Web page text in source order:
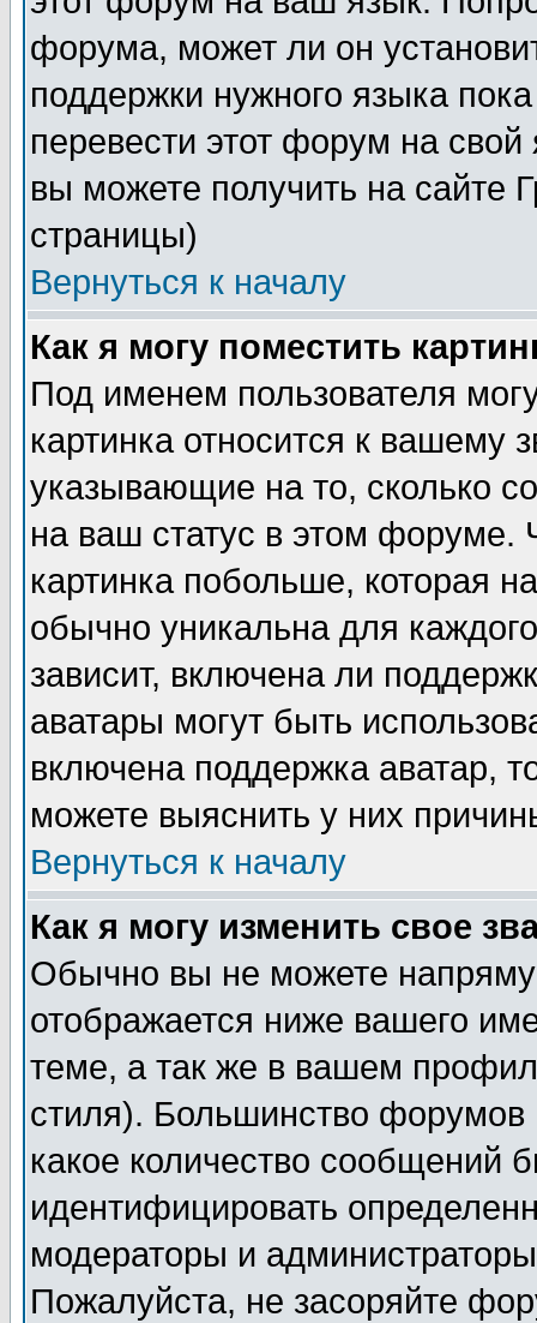
форума, может ли он
поддержки нужного языка
перевести этот форум на
вы можете получить на сайте
страницы)
Вернуться к началу
Как я могу поместить
Под именем пользователя
картинка относится к вашему
указывающие на то, сколько
на ваш статус в этом форуме.
картинка побольше, которая
обычно уникальна для
зависит, включена ли
аватары могут быть
включена поддержка аватар,
можете выяснить у них
Вернуться к началу
Как я могу изменить свое
Обычно вы не можете
отображается ниже вашего
теме, а так же в вашем
стиля). Большинство форумов
какое количество сообщений
идентифицировать
модераторы и
Пожалуйста, не засоряйте